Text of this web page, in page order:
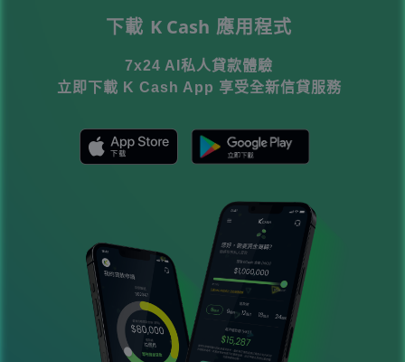
考實際年利率、還款期及總還款額，較容
易評估哪個方案更適合自己。
下載 K Cash 應用程式
7x24 AI私人貸款體驗
立即下載 K Cash App 享受全新信貸服務